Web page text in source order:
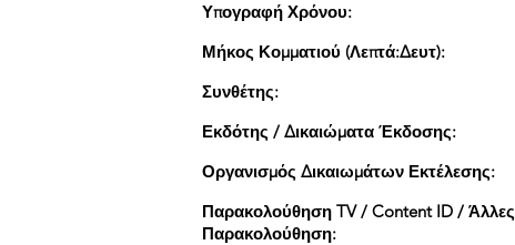
Υπογραφή Χρόνου:
Μήκος Κομματιού (Λεπτά:Δευτ):
Συνθέτης:
Εκδότης / Δικαιώματα Έκδοσης:
Οργανισμός Δικαιωμάτων Εκτέλεσης:
Παρακολούθηση TV / Content ID / Άλλες
Παρακολούθηση: